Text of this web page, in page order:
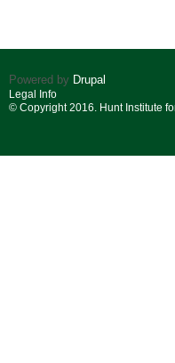
Powered by Drupal
Legal Info
© Copyright 2016. Hunt Institute